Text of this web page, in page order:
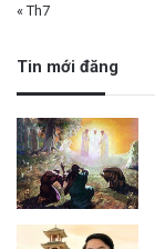
« Th7
Tin mới đăng